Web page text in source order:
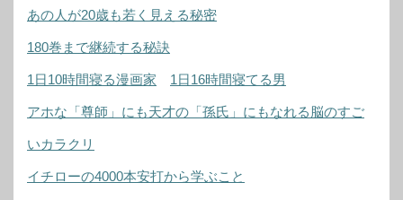
あの人が20歳も若く見える秘密
180巻まで継続する秘訣
1日10時間寝る漫画家 1日16時間寝てる男
アホな「尊師」にも天才の「孫氏」にもなれる脳のすご
いカラクリ
イチローの4000本安打から学ぶこと